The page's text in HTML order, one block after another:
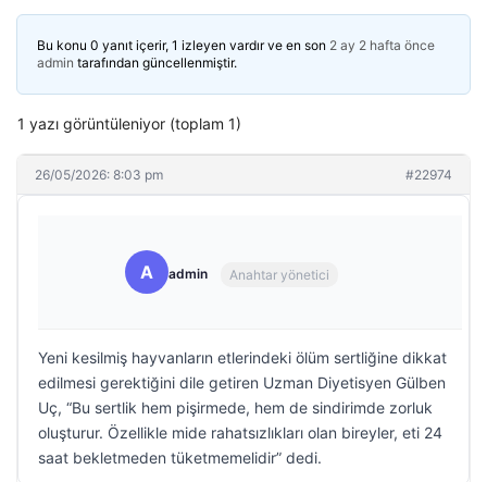
Bu konu 0 yanıt içerir, 1 izleyen vardır ve en son 2 ay 2 hafta önce
admin tarafından güncellenmiştir.
1 yazı görüntüleniyor (toplam 1)
26/05/2026: 8:03 pm #22974
A admin Anahtar yönetici
Yeni kesilmiş hayvanların etlerindeki ölüm sertliğine dikkat
edilmesi gerektiğini dile getiren Uzman Diyetisyen Gülben
Uç, “Bu sertlik hem pişirmede, hem de sindirimde zorluk
oluşturur. Özellikle mide rahatsızlıkları olan bireyler, eti 24
saat bekletmeden tüketmemelidir” dedi.